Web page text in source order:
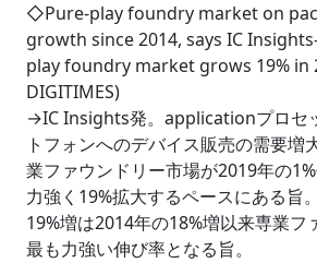
◇Pure-play foundry market on
growth since 2014, says IC
play foundry market grows 19% in
DIGITIMES)
→IC Insights発。applicationプロセ
トフォンへのデバイス販売の需要増
業ファウンドリー市場が2019年の
力強く19%拡大するペースにある旨
19%増は2014年の18%増以来専業フ
最も力強い伸び率となる旨。